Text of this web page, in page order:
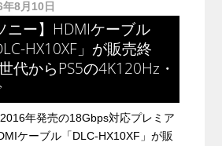
8月10日
ニー】HDMIケーブル
HX10XF」が販売終
からPS5の4K120Hz・
年発売の18Gbps対応プレミア
ケーブル「DLC-HX10XF」が販